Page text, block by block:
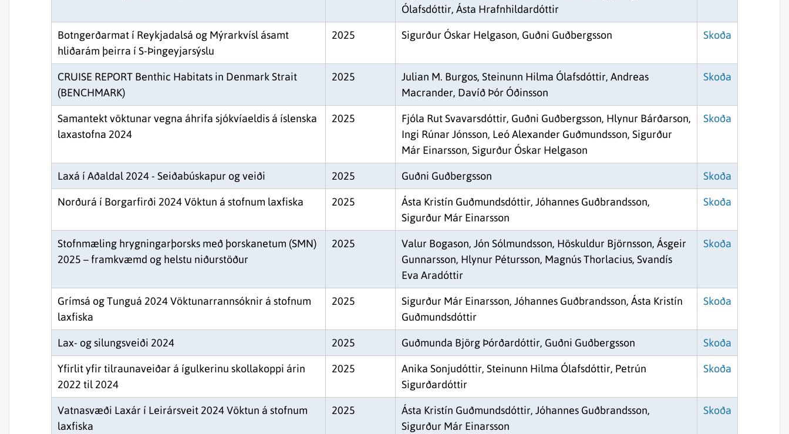
Ólafsdóttir, Ásta Hrafnhildardóttir
Botngerðarmat í Reykjadalsá og Mýrarkvísl ásamt
hliðarám þeirra í S-Þingeyjarsýslu
2025 Sigurður Óskar Helgason, Guðni Guðbergsson Skoða
CRUISE REPORT Benthic Habitats in Denmark Strait
(BENCHMARK)
2025
Julian M. Burgos, Steinunn Hilma Ólafsdóttir, Andreas
Macrander, Davíð Þór Óðinsson
Skoða
Samantekt vöktunar vegna áhrifa sjókvíaeldis á íslenska
laxastofna 2024
2025
Fjóla Rut Svavarsdóttir, Guðni Guðbergsson, Hlynur Bárðarson,
Ingi Rúnar Jónsson, Leó Alexander Guðmundsson, Sigurður
Már Einarsson, Sigurður Óskar Helgason
Skoða
Laxá í Aðaldal 2024 - Seiðabúskapur og veiði 2025 Guðni Guðbergsson Skoða
Norðurá í Borgarfirði 2024 Vöktun á stofnum laxfiska 2025
Ásta Kristín Guðmundsdóttir, Jóhannes Guðbrandsson,
Sigurður Már Einarsson
Skoða
Stofnmæling hrygningarþorsks með þorskanetum (SMN)
2025 – framkvæmd og helstu niðurstöður
2025
Valur Bogason, Jón Sólmundsson, Höskuldur Björnsson, Ásgeir
Gunnarsson, Hlynur Pétursson, Magnús Thorlacius, Svandís
Eva Aradóttir
Skoða
Grímsá og Tunguá 2024 Vöktunarrannsóknir á stofnum
laxfiska
2025
Sigurður Már Einarsson, Jóhannes Guðbrandsson, Ásta Kristín
Guðmundsdóttir
Skoða
Lax- og silungsveiði 2024 2025 Guðmunda Björg Þórðardóttir, Guðni Guðbergsson Skoða
Yfirlit yfir tilraunaveiðar á ígulkerinu skollakoppi árin
2022 til 2024
2025
Anika Sonjudóttir, Steinunn Hilma Ólafsdóttir, Petrún
Sigurðardóttir
Skoða
Vatnasvæði Laxár í Leirársveit 2024 Vöktun á stofnum
laxfiska
2025
Ásta Kristín Guðmundsdóttir, Jóhannes Guðbrandsson,
Sigurður Már Einarsson
Skoða